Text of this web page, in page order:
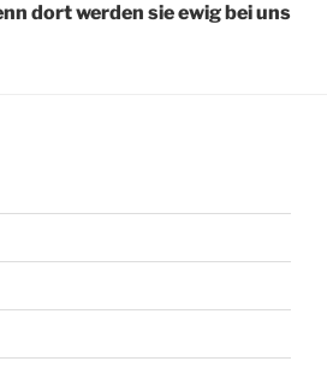
dort werden sie ewig bei uns